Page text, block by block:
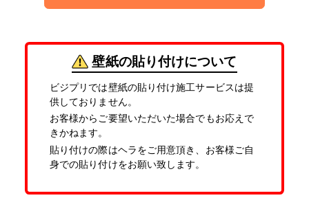
壁紙の貼り付けについて
ビジプリでは壁紙の貼り付け施工サービスは提
供しておりません。
お客様からご要望いただいた場合でもお応えで
きかねます。
貼り付けの際はヘラをご用意頂き、お客様ご自
身での貼り付けをお願い致します。